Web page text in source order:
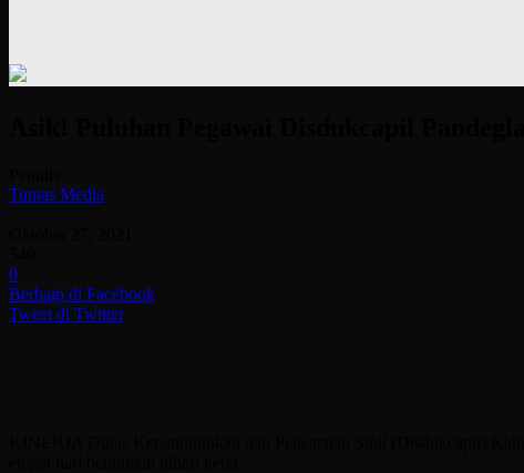
Tuntas Media
0
Berbagi di Facebook
Tweet di Twitter